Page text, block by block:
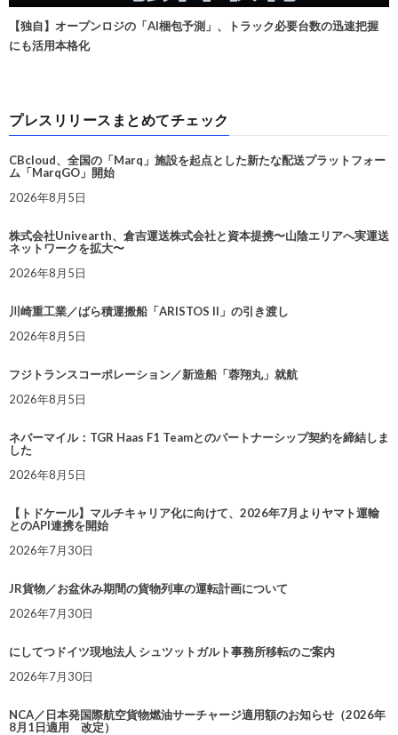
【独自】オープンロジの「AI梱包予測」、トラック必要台数の迅速把握
にも活用本格化
プレスリリースまとめてチェック
CBcloud、全国の「Marq」施設を起点とした新たな配送プラットフォー
ム「MarqGO」開始
2026年8月5日
株式会社Univearth、倉吉運送株式会社と資本提携〜山陰エリアへ実運送
ネットワークを拡大〜
2026年8月5日
川崎重工業／ばら積運搬船「ARISTOS II」の引き渡し
2026年8月5日
フジトランスコーポレーション／新造船「蓉翔丸」就航
2026年8月5日
ネバーマイル：TGR Haas F1 Teamとのパートナーシップ契約を締結しま
した
2026年8月5日
【トドケール】マルチキャリア化に向けて、2026年7月よりヤマト運輸
とのAPI連携を開始
2026年7月30日
JR貨物／お盆休み期間の貨物列車の運転計画について
2026年7月30日
にしてつドイツ現地法人 シュツットガルト事務所移転のご案内
2026年7月30日
NCA／日本発国際航空貨物燃油サーチャージ適用額のお知らせ（2026年
8月1日適用 改定）